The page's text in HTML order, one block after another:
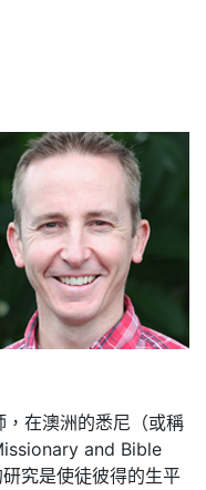
在澳洲的悉尼（或稱
and Bible
究是使徒彼得的生平